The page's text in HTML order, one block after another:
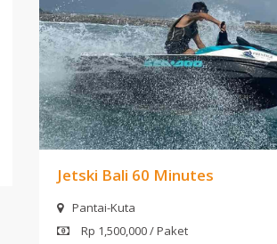
Jetski Bali 60 Minutes
Pantai-Kuta
Rp 1,500,000 / Paket